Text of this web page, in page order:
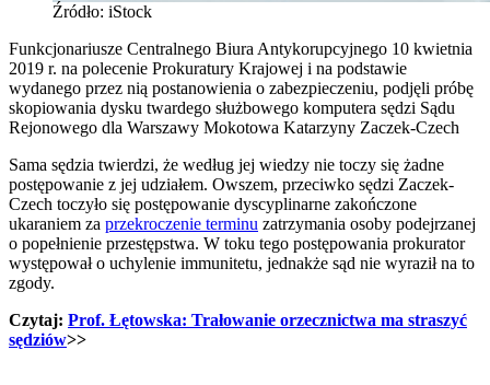
Źródło: iStock
Funkcjonariusze Centralnego Biura Antykorupcyjnego 10 kwietnia
2019 r. na polecenie Prokuratury Krajowej i na podstawie
wydanego przez nią postanowienia o zabezpieczeniu, podjęli próbę
skopiowania dysku twardego służbowego komputera sędzi Sądu
Rejonowego dla Warszawy Mokotowa Katarzyny Zaczek-Czech
Sama sędzia twierdzi, że według jej wiedzy nie toczy się żadne
postępowanie z jej udziałem. Owszem, przeciwko sędzi Zaczek-
Czech toczyło się postępowanie dyscyplinarne zakończone
ukaraniem za przekroczenie terminu zatrzymania osoby podejrzanej
o popełnienie przestępstwa. W toku tego postępowania prokurator
występował o uchylenie immunitetu, jednakże sąd nie wyraził na to
zgody.
Czytaj: Prof. Łętowska: Trałowanie orzecznictwa ma straszyć
sędziów>>